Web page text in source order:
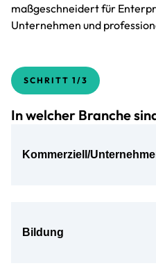
maßgeschneidert für
Unternehmen und
SCHRITT 1/3
In welcher Branche
Kommerziell/
Bildung